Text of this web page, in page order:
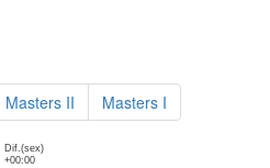
Masters II Masters I
Dif.(sex)
+00:00